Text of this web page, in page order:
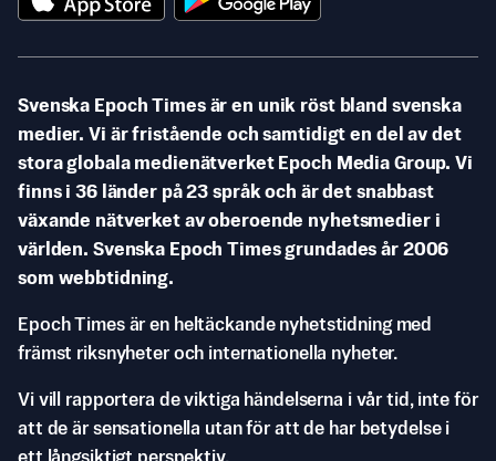
Svenska Epoch Times är en unik röst bland svenska
medier. Vi är fristående och samtidigt en del av det
stora globala medienätverket Epoch Media Group. Vi
finns i 36 länder på 23 språk och är det snabbast
växande nätverket av oberoende nyhetsmedier i
världen. Svenska Epoch Times grundades år 2006
som webbtidning.
Epoch Times är en heltäckande nyhetstidning med
främst riksnyheter och internationella nyheter.
Vi vill rapportera de viktiga händelserna i vår tid, inte för
att de är sensationella utan för att de har betydelse i